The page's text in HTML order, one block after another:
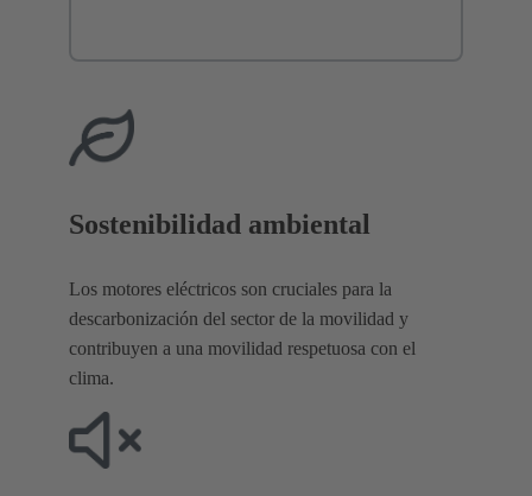
Sostenibilidad ambiental
Los motores eléctricos son cruciales para la
descarbonización del sector de la movilidad y
contribuyen a una movilidad respetuosa con el
clima.